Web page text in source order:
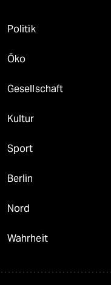
Politik
Öko
Gesellschaft
Kultur
Sport
Berlin
Nord
Wahrheit